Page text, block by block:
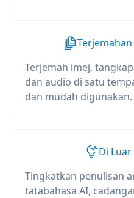
Terjemah imej,
dan audio di satu
dan mudah digunakan.
Di
Tingkatkan penulisan
tatabahasa AI,